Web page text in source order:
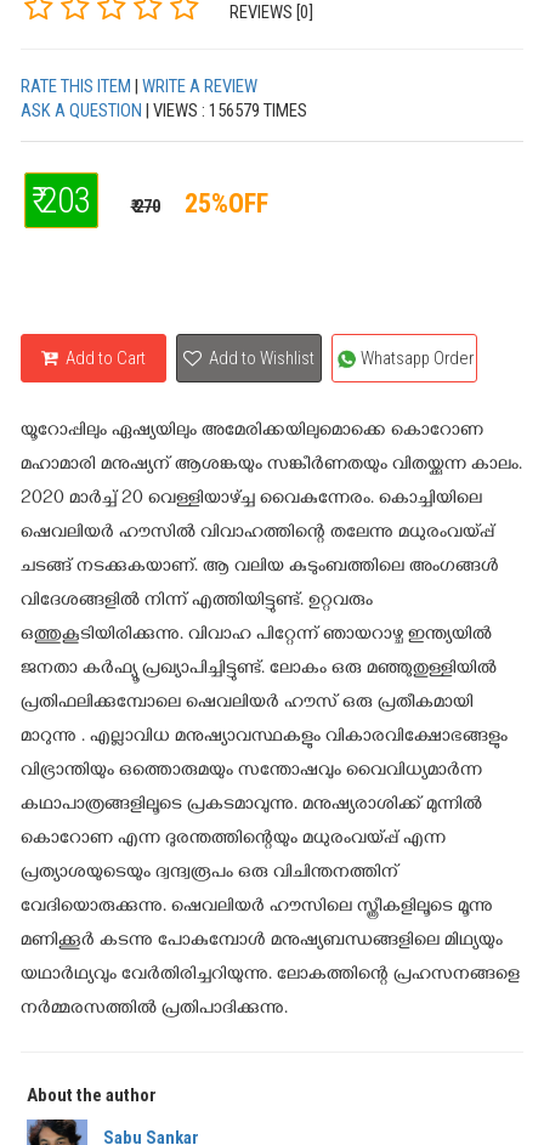
REVIEWS [0]
RATE THIS ITEM
WRITE A REVIEW
ASK A QUESTION
| VIEWS : 156579 TIMES
₹ 203 ₹ 270 25%OFF
Add to Cart Add to Wishlist Whatsapp Order
യൂറോപ്പിലും ഏഷ്യയിലും അമേരിക്കയിലുമൊക്കെ കൊറോണ
മഹാമാരി മനുഷ്യന് ആശങ്കയും സങ്കീർണതയും വിതയ്ക്കുന്ന കാലം.
2020 മാർച്ച്‌ 20 വെള്ളിയാഴ്ച്ച വൈകുന്നേരം. കൊച്ചിയിലെ
ഷെവലിയർ ഹൗസിൽ വിവാഹത്തിന്റെ തലേന്നു മധുരംവയ്‌പ്പ്
ചടങ്ങ് നടക്കുകയാണ്. ആ വലിയ കുടുംബത്തിലെ അംഗങ്ങൾ
വിദേശങ്ങളിൽ നിന്ന് എത്തിയിട്ടുണ്ട്. ഉറ്റവരും
ഒത്തുകൂടിയിരിക്കുന്നു. വിവാഹ പിറ്റേന്ന് ഞായറാഴ്ച ഇന്ത്യയിൽ
ജനതാ കർഫ്യൂ പ്രഖ്യാപിച്ചിട്ടുണ്ട്. ലോകം ഒരു മഞ്ഞുതുള്ളിയിൽ
പ്രതിഫലിക്കുമ്പോലെ ഷെവലിയർ ഹൗസ് ഒരു പ്രതീകമായി
മാറുന്നു . എല്ലാവിധ മനുഷ്യാവസ്ഥകളും വികാരവിക്ഷോഭങ്ങളും
വിഭ്രാന്തിയും ഒത്തൊരുമയും സന്തോഷവും വൈവിധ്യമാർന്ന
കഥാപാത്രങ്ങളിലൂടെ പ്രകടമാവുന്നു. മനുഷ്യരാശിക്ക് മുന്നിൽ
കൊറോണ എന്ന ദുരന്തത്തിന്റെയും മധുരംവയ്പ്പ് എന്ന
പ്രത്യാശയുടെയും ദ്വന്ദ്വരൂപം ഒരു വിചിന്തനത്തിന്
വേദിയൊരുക്കുന്നു. ഷെവലിയർ ഹൗസിലെ സ്ത്രീകളിലൂടെ മൂന്നു
മണിക്കൂർ കടന്നു പോകുമ്പോൾ മനുഷ്യബന്ധങ്ങളിലെ മിഥ്യയും
യഥാർഥ്യവും വേർതിരിച്ചറിയുന്നു. ലോകത്തിന്റെ പ്രഹസനങ്ങളെ
നർമ്മരസത്തിൽ പ്രതിപാദിക്കുന്നു.
About the author
Sabu Sankar